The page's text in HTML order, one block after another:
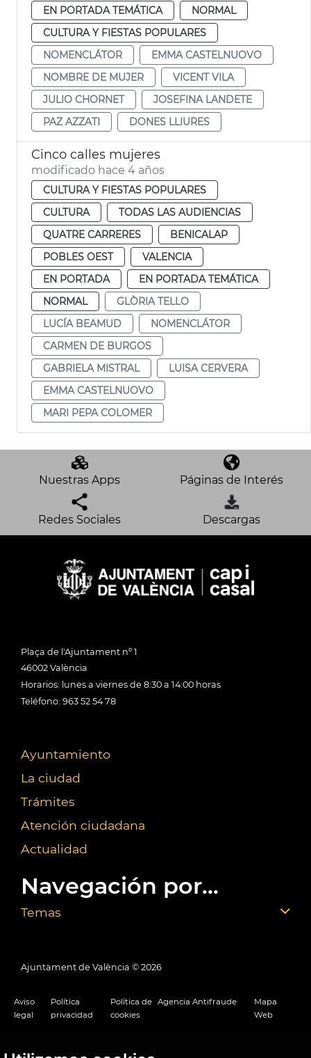
EN PORTADA TEMÁTICA
NORMAL
CULTURA Y FIESTAS POPULARES
NOMENCLÁTOR
EMMA CASTELNUOVO
NOMBRE DE MUJER
VICENT VILA
JULIO CHORNET
JOSEFINA LANDETE
PAZ AZZATI
DONES LLIURES
Cinco calles mujeres
modificado hace 4 años
CULTURA Y FIESTAS POPULARES
CULTURA
TODAS LAS AUDIENCIAS
QUATRE CARRERES
BENICALAP
POBLES OEST
VALENCIA
EN PORTADA
EN PORTADA TEMÁTICA
NORMAL
GLÒRIA TELLO
LUCÍA BEAMUD
NOMENCLÁTOR
CARMEN DE BURGOS
GABRIELA MISTRAL
LUISA CERVERA
EMMA CASTELNUOVO
MARI PEPA COLOMER
Nuestras Apps Páginas de Interés
Redes Sociales Descargas
Plaça de l'Ajuntament nº 1
46002 València
Horarios: lunes a viernes de 8:30 a 14:00 horas
Teléfono: 963 52 54 78
Ayuntamiento
La ciudad
Trámites
Atención ciudadana
Actualidad
Navegación por...
Temas
Ajuntament de València © 2026
Aviso
legal
Política
privacidad
Política de
cookies
Agencia Antifraude
Mapa
Web